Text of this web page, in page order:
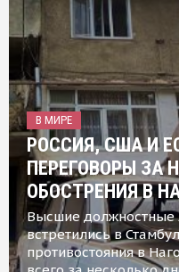
В МИРЕ
РОССИЯ, США И
ПЕРЕГОВОРЫ ЗА
ОБОСТРЕНИЯ В
Высшие должностные
встретились в
противостояния в